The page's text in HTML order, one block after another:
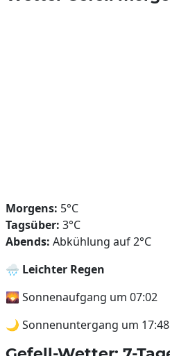
Morgens: 5°C
Tagsüber: 3°C
Abends: Abkühlung auf 2°C
🌧️ Leichter Regen
🌄 Sonnenaufgang um 07:02
🌙 Sonnenuntergang um 17:48